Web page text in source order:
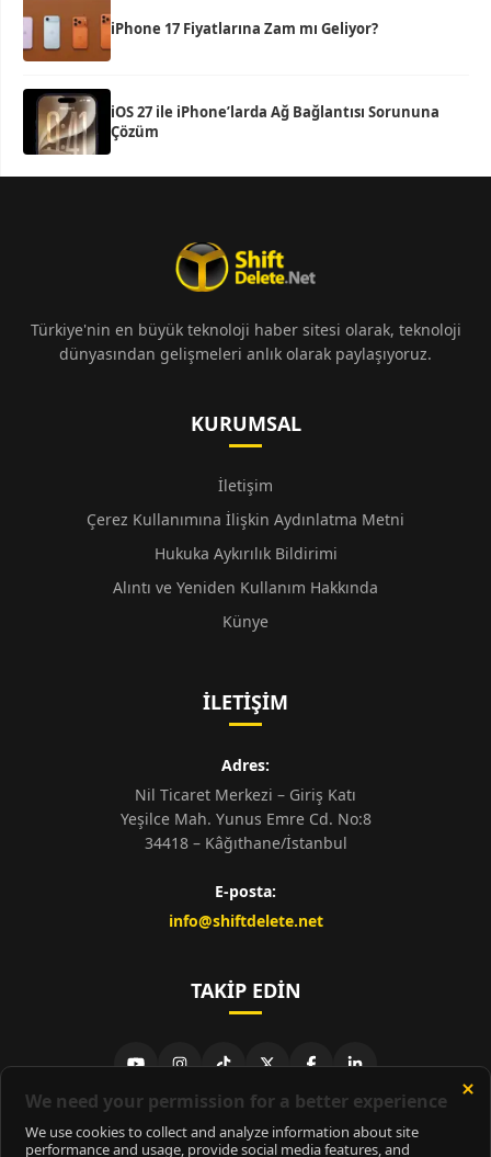
iPhone 17 Fiyatlarına Zam mı Geliyor?
iOS 27 ile iPhone’larda Ağ Bağlantısı Sorununa
Çözüm
Türkiye'nin en büyük teknoloji haber sitesi olarak, teknoloji
dünyasından gelişmeleri anlık olarak paylaşıyoruz.
KURUMSAL
İletişim
Çerez Kullanımına İlişkin Aydınlatma Metni
Hukuka Aykırılık Bildirimi
Alıntı ve Yeniden Kullanım Hakkında
Künye
İLETIŞIM
Adres:
Nil Ticaret Merkezi – Giriş Katı
Yeşilce Mah. Yunus Emre Cd. No:8
34418 – Kâğıthane/İstanbul
E-posta:
info@shiftdelete.net
TAKIP EDIN